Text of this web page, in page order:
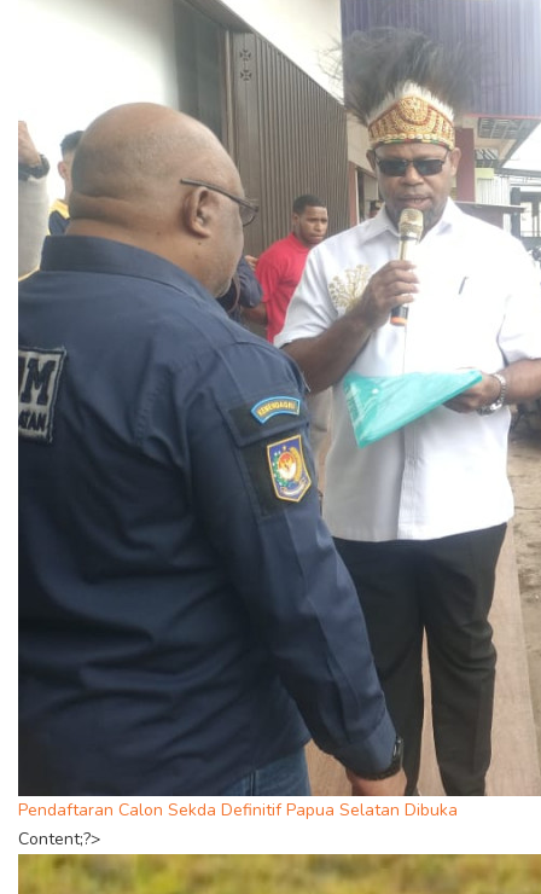
Pendaftaran Calon Sekda Definitif Papua Selatan Dibuka
Content;?>